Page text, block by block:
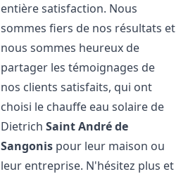
entière satisfaction. Nous
sommes fiers de nos résultats et
nous sommes heureux de
partager les témoignages de
nos clients satisfaits, qui ont
choisi le chauffe eau solaire de
DietrichSaint André de
Sangonis pour leur maison ou
leur entreprise. N'hésitez plus et